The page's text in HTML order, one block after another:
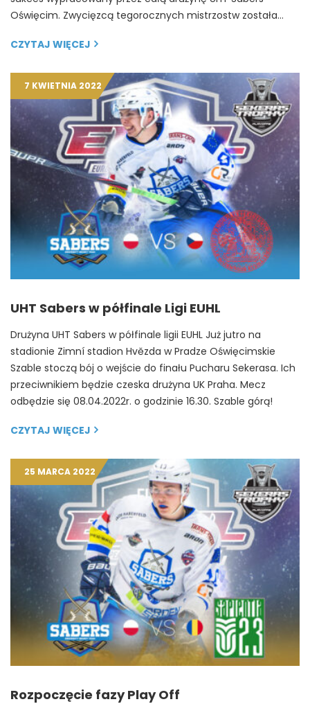
Oświęcim. Zwycięzcą tegorocznych mistrzostw została…
CZYTAJ WIĘCEJ
7 KWIETNIA 2022
UHT Sabers w półfinale Ligi EUHL
Drużyna UHT Sabers w półfinale ligii EUHL Już jutro na
stadionie Zimní stadion Hvězda w Pradze Oświęcimskie
Szable stoczą bój o wejście do finału Pucharu Sekerasa. Ich
przeciwnikiem będzie czeska drużyna UK Praha. Mecz
odbędzie się 08.04.2022r. o godzinie 16.30. Szable górą!
CZYTAJ WIĘCEJ
25 MARCA 2022
Rozpoczęcie fazy Play Off